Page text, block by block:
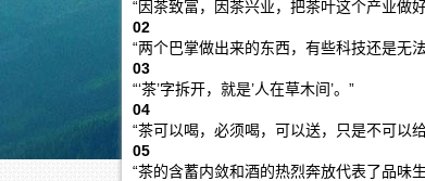
“因茶致富，因茶兴业，把茶叶这个产业做
02
“两个巴掌做出来的东西，有些科技还是无
03
“‘茶’字拆开，就是’人在草木间’。”
04
“茶可以喝，必须喝，可以送，只是不可以
05
“茶的含蓄内敛和酒的热烈奔放代表了品味